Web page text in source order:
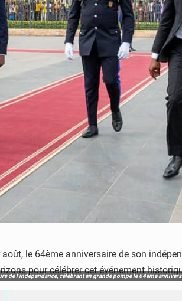
le 64ème anniversaire de son
pour célébrer cet événement
de l'indépendance, célébrant en grande pompe le 64ème